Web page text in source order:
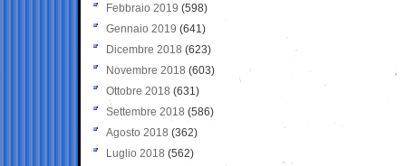
Febbraio 2019 (598)
Gennaio 2019 (641)
Dicembre 2018 (623)
Novembre 2018 (603)
Ottobre 2018 (631)
Settembre 2018 (586)
Agosto 2018 (362)
Luglio 2018 (562)